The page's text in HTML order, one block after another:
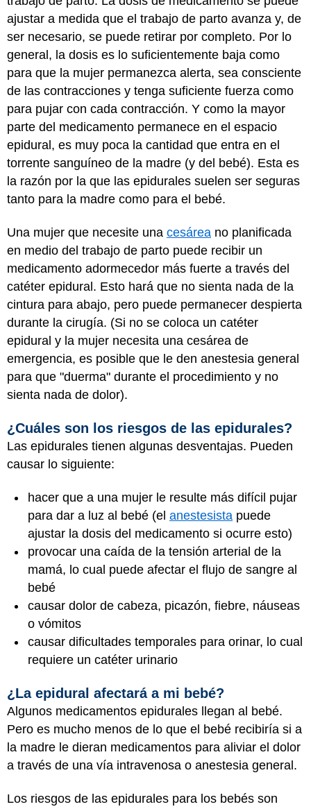
ajustar a medida que el trabajo de parto avanza y, de
ser necesario, se puede retirar por completo. Por lo
general, la dosis es lo suficientemente baja como
para que la mujer permanezca alerta, sea consciente
de las contracciones y tenga suficiente fuerza como
para pujar con cada contracción. Y como la mayor
parte del medicamento permanece en el espacio
epidural, es muy poca la cantidad que entra en el
torrente sanguíneo de la madre (y del bebé). Esta es
la razón por la que las epidurales suelen ser seguras
tanto para la madre como para el bebé.
Una mujer que necesite una cesárea no planificada
en medio del trabajo de parto puede recibir un
medicamento adormecedor más fuerte a través del
catéter epidural. Esto hará que no sienta nada de la
cintura para abajo, pero puede permanecer despierta
durante la cirugía. (Si no se coloca un catéter
epidural y la mujer necesita una cesárea de
emergencia, es posible que le den anestesia general
para que "duerma" durante el procedimiento y no
sienta nada de dolor).
¿Cuáles son los riesgos de las epidurales?
Las epidurales tienen algunas desventajas. Pueden
causar lo siguiente:
hacer que a una mujer le resulte más difícil pujar
para dar a luz al bebé (el anestesista puede
ajustar la dosis del medicamento si ocurre esto)
provocar una caída de la tensión arterial de la
mamá, lo cual puede afectar el flujo de sangre al
bebé
causar dolor de cabeza, picazón, fiebre, náuseas
o vómitos
causar dificultades temporales para orinar, lo cual
requiere un catéter urinario
¿La epidural afectará a mi bebé?
Algunos medicamentos epidurales llegan al bebé.
Pero es mucho menos de lo que el bebé recibiría si a
la madre le dieran medicamentos para aliviar el dolor
a través de una vía intravenosa o anestesia general.
Los riesgos de las epidurales para los bebés son